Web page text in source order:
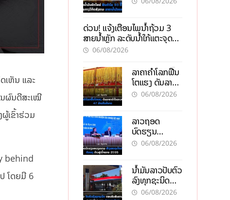
ເຫັນ ແລະ
ນຜົນດີສະເໝີ
ຜູ້ເຂົ້າຮ່ວມ
behind
ໂດຍມີ 6
ນໍ້າມັນແພງ
ດ່ວນ! ແຈ້ງເຕືອນໄພນໍ້າຖ້ວມ 3
ສາຍນໍ້າຫຼັກ ລະດັບນໍ້າໃກ້ແຕະຈຸດ
ອັນຕະລາຍ
06/08/2026
ລາຄາຄຳໂລກຟື້ນ
ໂຕແຮງ ດັນລາຄາ
ຄຳໃນລາວທະລຸ
06/08/2026
ລາວຖອດ
ບົດຮຽນ
ຫວຽດນາມ ສ້າງ
ເປົ້າໝາຍ 2035
06/08/2026
ນໍ້າມັນລາວປັບຕົວ
ລົງທຸກຊະນິດ
ຕອບຮັບສັນຍານ
06/08/2026